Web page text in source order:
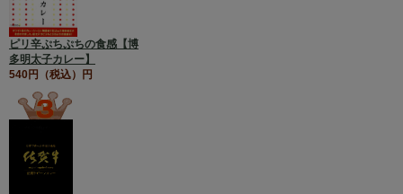
ピリ辛ぷちぷちの食感【博
多明太子カレー】
540円（税込）円